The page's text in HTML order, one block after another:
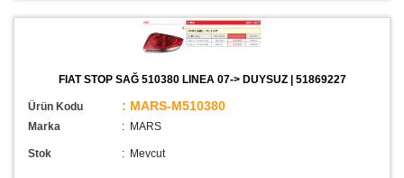
FIAT STOP SAĞ 510380 LINEA 07-> DUYSUZ | 51869227
Ürün Kodu : MARS-M510380
Marka : MARS
Stok : Mevcut